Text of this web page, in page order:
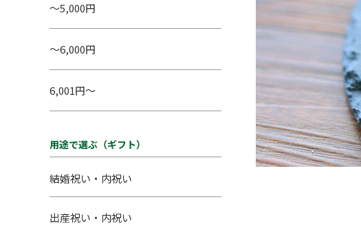
～5,000円
～6,000円
6,001円～
用途で選ぶ（ギフト）
結婚祝い・内祝い
出産祝い・内祝い